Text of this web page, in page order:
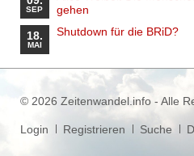
SEP
gehen
18.
MAI
Shutdown für die BRiD?
© 2026 Zeitenwandel.info - Alle
Navigation
Login Registrieren Suche